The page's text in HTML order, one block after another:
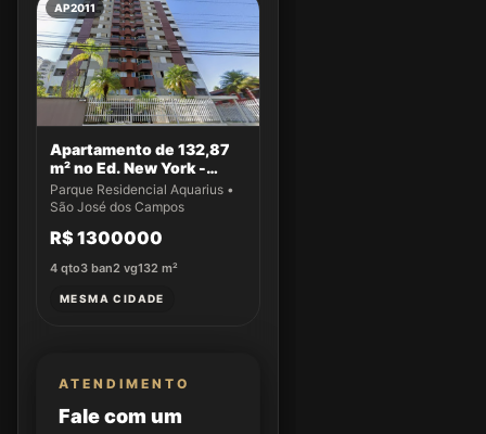
AP2011
Apartamento de 132,87
m² no Ed. New York -
Apto 43
Parque Residencial Aquarius •
São José dos Campos
R$ 1300000
4 qto3 ban2 vg132 m²
MESMA CIDADE
ATENDIMENTO
Fale com um